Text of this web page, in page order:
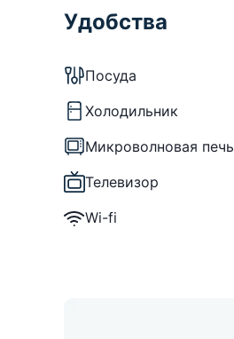
Удобства
Посуда
Холодильник
Микроволновая печь
Телевизор
Wi-fi